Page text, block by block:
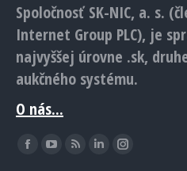
Spoločnosť SK-NIC, a. s.
Internet Group PLC), je
najvyššej úrovne .sk,
aukčného systému.
O nás...
Find us on:
Facebook
YouTube
RssLinkedinInstagram